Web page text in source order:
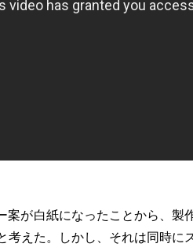
案が白紙になったことから、製
えた。しかし、それは同時に